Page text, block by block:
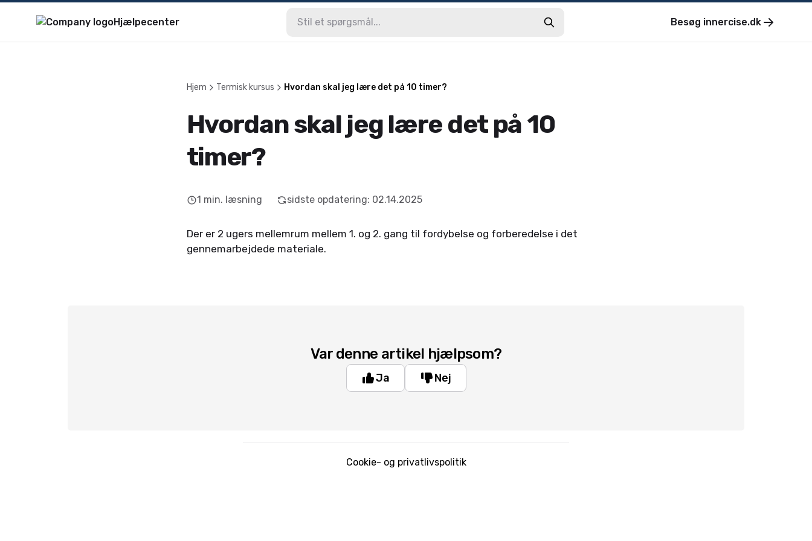
Hjælpecenter Besøg innercise.dk
Hjem Termisk kursus Hvordan skal jeg lære det på 10 timer?
Hvordan skal jeg lære det på 10
timer?
1 min. læsning sidste opdatering: 02.14.2025
Der er 2 ugers mellemrum mellem 1. og 2. gang til fordybelse og forberedelse i det
gennemarbejdede materiale.
Var denne artikel hjælpsom?
Ja Nej
Cookie- og privatlivspolitik